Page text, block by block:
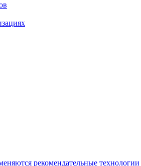
рекомендательные технологии